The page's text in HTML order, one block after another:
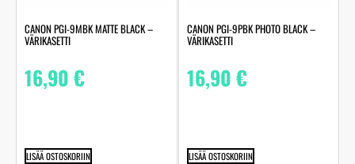
CANON PGI-9MBK MATTE BLACK –
VÄRIKASETTI
16,90€
LISÄÄ OSTOSKORIIN
CANON PGI-9PBK PHOTO BLACK –
VÄRIKASETTI
16,90€
LISÄÄ OSTOSKORIIN